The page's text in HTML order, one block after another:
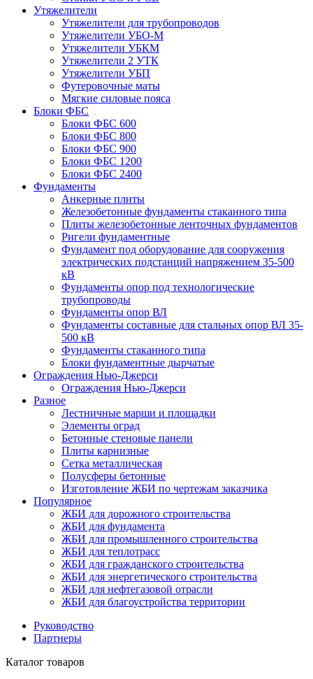
Утяжелители
Утяжелители для трубопроводов
Утяжелители УБО-М
Утяжелители УБКМ
Утяжелители 2 УТК
Утяжелители УБП
Футеровочные маты
Мягкие силовые пояса
Блоки ФБС
Блоки ФБС 600
Блоки ФБС 800
Блоки ФБС 900
Блоки ФБС 1200
Блоки ФБС 2400
Фундаменты
Анкерные плиты
Железобетонные фундаменты стаканного типа
Плиты железобетонные ленточных фундаментов
Ригели фундаментные
Фундамент под оборудование для сооружения
электрических подстанций напряжением 35-500
кВ
Фундаменты опор под технологические
трубопроводы
Фундаменты опор ВЛ
Фундаменты составные для стальных опор ВЛ 35-
500 кВ
Фундаменты стаканного типа
Блоки фундаментные дырчатые
Ограждения Нью-Джерси
Ограждения Нью-Джерси
Разное
Лестничные марши и площадки
Элементы оград
Бетонные стеновые панели
Плиты карнизные
Сетка металлическая
Полусферы бетонные
Изготовление ЖБИ по чертежам заказчика
Популярное
ЖБИ для дорожного строительства
ЖБИ для фундамента
ЖБИ для промышленного строительства
ЖБИ для теплотрасс
ЖБИ для гражданского строительства
ЖБИ для энергетического строительства
ЖБИ для нефтегазовой отрасли
ЖБИ для благоустройства территории
Руководство
Партнеры
Каталог товаров